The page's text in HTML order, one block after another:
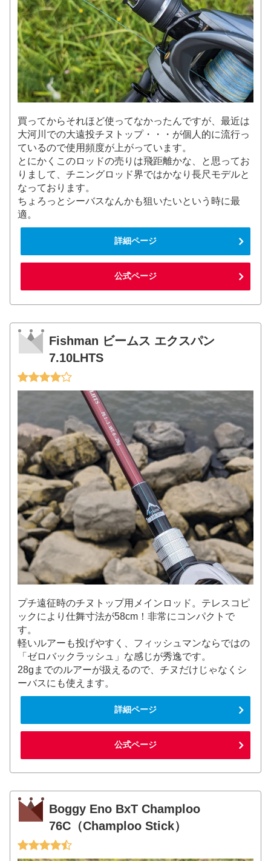
買ってからそれほど使ってなかったんですが、最近は
大河川での大遠投チヌトップ・・・が個人的に流行っ
ているので使用頻度が上がっています。
とにかくこのロッドの売りは飛距離かな、と思ってお
りまして、チニングロッド界ではかなり長尺モデルと
なっております。
ちょろっとシーバスなんかも狙いたいという時に最
適。
詳細ページ
公式ページ
Fishman ビームス エクスパン
7.10LHTS
プチ遠征時のチヌトップ用メインロッド。テレスコピ
ックにより仕舞寸法が58cm！非常にコンパクトで
す。
軽いルアーも投げやすく、フィッシュマンならではの
「ゼロバックラッシュ」な感じが秀逸です。
28gまでのルアーが扱えるので、チヌだけじゃなくシ
ーバスにも使えます。
詳細ページ
公式ページ
Boggy Eno BxT Champloo
76C（Champloo Stick）